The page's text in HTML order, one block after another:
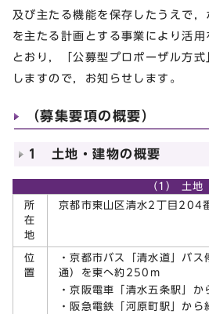
及び主たる機能を保存したうえで
を主たる計画とする事業により活
とおり，「公募型プロポーザル方
しますので，お知らせします。
（募集要項の概要）
1 土地・建物の概要
（1） 土地
所
在
地
京都市東山区清水2丁目204
位
置
・京都市バス「清水道」バ
通）を東へ約250m
・京阪電車「清水五条駅」
・阪急電鉄「河原町駅」か